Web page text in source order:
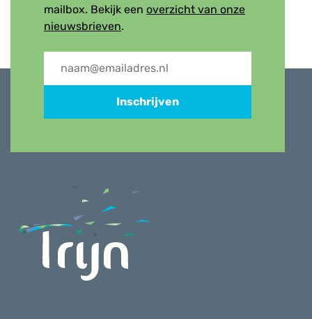
mailbox. Bekijk een overzicht van onze
nieuwsbrieven.
Inschrijven